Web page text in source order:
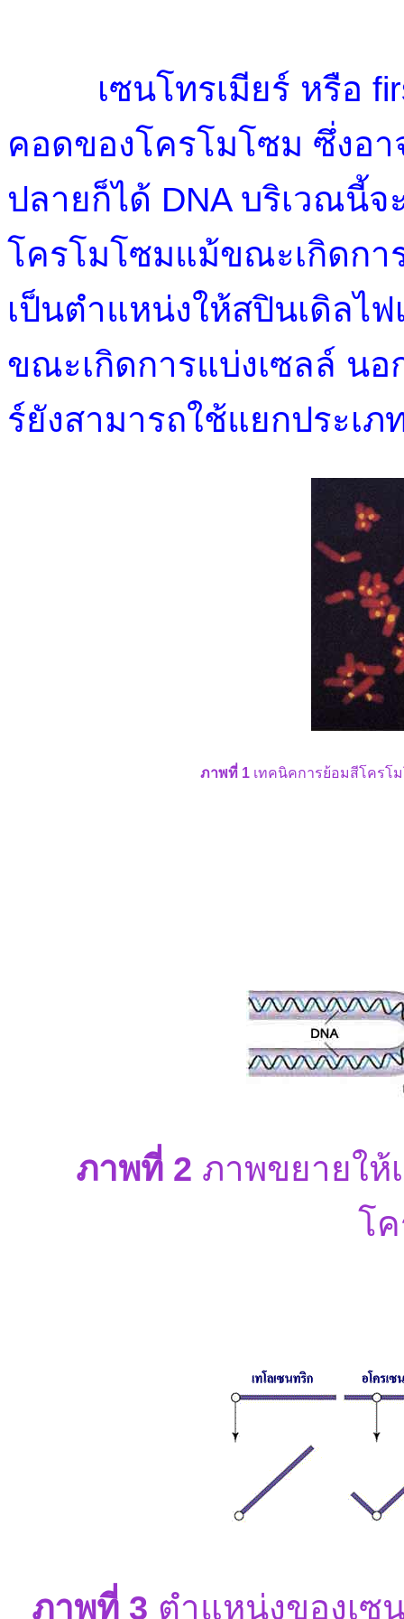
เซนโทรเมียร์ หรือ
คอดของโครโมโซม ซึ่งอ
ปลายก็ได้ DNA บริเวณนี้
โครโมโซมแม้ขณะเกิดกา
เป็นตำแหน่งให้สปินเดิลไฟ
ขณะเกิดการแบ่งเซลล์ นอ
ร์ยังสามารถใช้แยกประเ
ภาพที่ 1 เทคนิคการย้อมสีโครโ
ภาพที่ 2 ภาพขยายให้
โ
ภาพที่ 3 ตำแหน่งของเซ